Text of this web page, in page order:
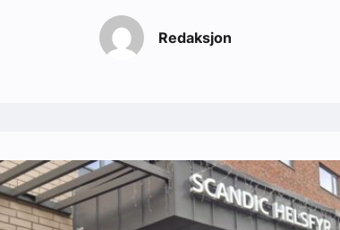
Redaksjon